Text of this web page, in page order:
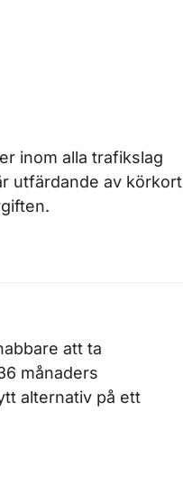
inom alla trafikslag
utfärdande av körkort
att ta
månaders
alternativ på ett